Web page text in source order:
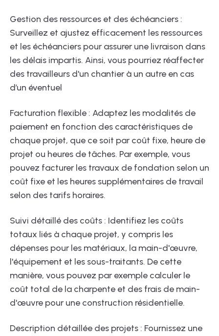
Gestion des ressources et des échéanciers :
Surveillez et ajustez efficacement les ressources
et les échéanciers pour assurer une livraison dans
les délais impartis. Ainsi, vous pourriez réaffecter
des travailleurs d'un chantier à un autre en cas
d’un éventuel
Facturation flexible : Adaptez les modalités de
paiement en fonction des caractéristiques de
chaque projet, que ce soit par coût fixe, heure de
projet ou heures de tâches. Par exemple, vous
pouvez facturer les travaux de fondation selon un
coût fixe et les heures supplémentaires de travail
selon des tarifs horaires.
Suivi détaillé des coûts : Identifiez les coûts
totaux liés à chaque projet, y compris les
dépenses pour les matériaux, la main-d'œuvre,
l'équipement et les sous-traitants. De cette
manière, vous pouvez par exemple calculer le
coût total de la charpente et des frais de main-
d'œuvre pour une construction résidentielle.
Description détaillée des projets : Fournissez une